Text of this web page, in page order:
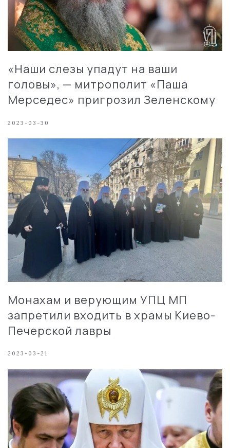
«Наши слезы упадут на ваши
головы», — митрополит «Паша
Мерседес» пригрозил Зеленскому
2023-03-30
Монахам и верующим УПЦ МП
запретили входить в храмы Киево-
Печерской лавры
2023-03-21